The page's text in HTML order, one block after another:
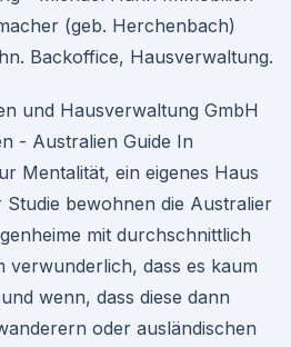
(geb. Herchenbach)
Backoffice, Hausverwaltung.
und Hausverwaltung GmbH
- Australien Guide In
Mentalität, ein eigenes Haus
Studie bewohnen die Australier
mit durchschnittlich
verwunderlich, dass es kaum
wenn, dass diese dann
oder ausländischen